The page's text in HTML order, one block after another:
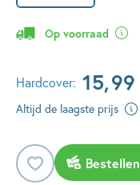
Op voorraad
Hardcover: 15,99
Altijd de laagste prijs
Bestellen